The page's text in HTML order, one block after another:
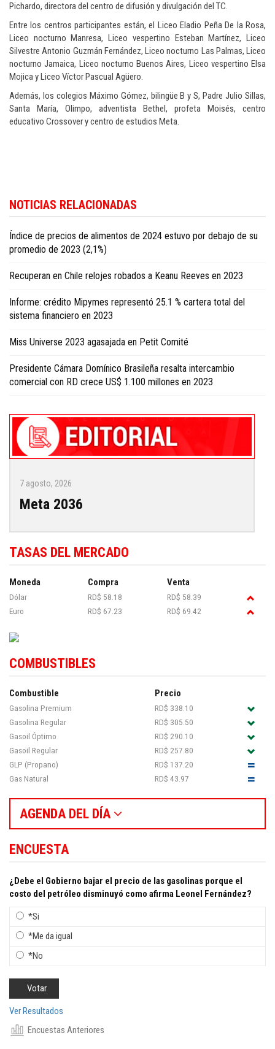
Pichardo, directora del centro de difusión y divulgación del TC.
Entre los centros participantes están, el Liceo Eladio Peña De la Rosa,
Liceo nocturno Manresa, Liceo vespertino Esteban Martínez, Liceo
Silvestre Antonio Guzmán Fernández, Liceo nocturno Las Palmas, Liceo
nocturno Jamaica, Liceo nocturno Buenos Aires, Liceo vespertino Elsa
Mojica y Liceo Víctor Pascual Agüero.
Además, los colegios Máximo Gómez, bilingüe B y S, Padre Julio Sillas,
Santa María, Olimpo, adventista Bethel, profeta Moisés, centro
educativo Crossover y centro de estudios Meta.
Republic news in English.
NOTICIAS RELACIONADAS
Índice de precios de alimentos de 2024 estuvo por debajo de su
promedio de 2023 (2,1%)
Recuperan en Chile relojes robados a Keanu Reeves en 2023
Informe: crédito Mipymes representó 25.1 % cartera total del
sistema financiero en 2023
Miss Universe 2023 agasajada en Petit Comité
Presidente Cámara Domínico Brasileña resalta intercambio
comercial con RD crece US$ 1.100 millones en 2023
7 agosto, 2026
Meta 2036
TASAS DEL MERCADO
Moneda Compra Venta
Dólar RD$ 58.18
RD$ 58.39
Euro
RD$ 67.23 RD$ 69.42
COMBUSTIBLES
Combustible Precio
Gasolina Premium
RD$ 338.10
Gasolina Regular
RD$ 305.50
Gasoil Óptimo
RD$ 290.10
Gasoil Regular
RD$ 257.80
GLP (Propano)
RD$ 137.20
Gas Natural
RD$ 43.97
AGENDA DEL DÍA
ENCUESTA
¿Debe el Gobierno bajar el precio de las gasolinas porque el
costo del petróleo disminuyó como afirma Leonel Fernández?
*Si
*Me da igual
*No
Ver Resultados
Encuestas Anteriores